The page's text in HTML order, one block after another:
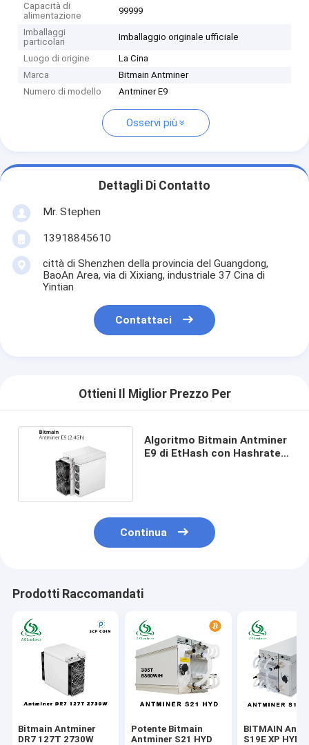
Capacità di
alimentazione
99999
Imballaggi
particolari
Imballaggio originale ufficiale
Luogo di origine
La Cina
Marca
Bitmain Antminer
Numero di modello
Antminer E9
Osservi più
Dettagli Di Contatto
Mr. Stephen
13918845610
città di Shenzhen della provincia del Guangdong,
BaoAn Area, via di Xixiang, industriale 37 Cina di
Yintian
Contattaci
Ottieni Il Miglior Prezzo Per
Algoritmo Bitmain Antminer
E9 di EtHash con Hashrate
Continua
Prodotti Raccomandati
Bitmain Antminer
DR7 127T 2730W
Potente Bitmain
Antminer S21 HYD
BITMAIN
S19E XP HYD